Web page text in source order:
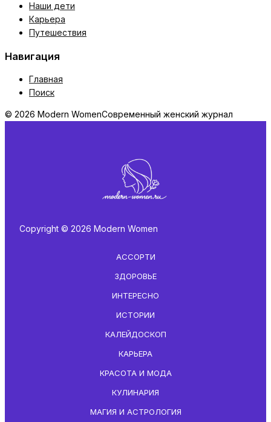
Наши дети
Карьера
Путешествия
Навигация
Главная
Поиск
© 2026 Modern WomenСовременный женский журнал
Copyright © 2026 Modern Women
АССОРТИ
ЗДОРОВЬЕ
ИНТЕРЕСНО
ИСТОРИИ
КАЛЕЙДОСКОП
КАРЬЕРА
КРАСОТА И МОДА
КУЛИНАРИЯ
МАГИЯ И АСТРОЛОГИЯ